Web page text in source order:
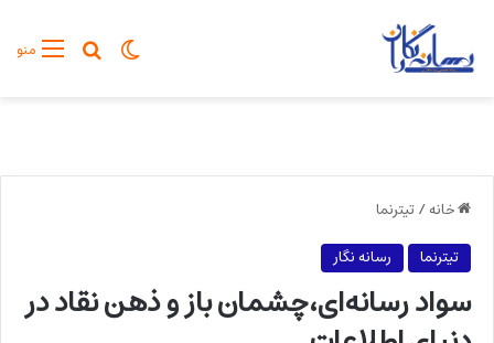
منوجستجو
تغییر پوسته
خانه/تیترنما
تیترنما
رسانه نگار
سواد رسانه‌ای،چشمان باز و ذهن نقاد در